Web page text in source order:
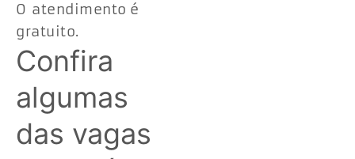
O atendimento é
gratuito.
Confira
algumas
das vagas